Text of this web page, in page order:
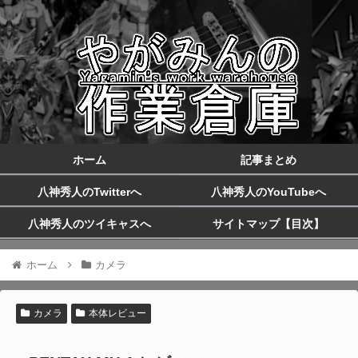
ホーム 記事まとめ
八神秀人のTwitterへ 八神秀人のYouTubeへ
八神秀人のツイキャスへ サイトマップ【目次】
ホーム カメラ
カメラ 本体レビュー